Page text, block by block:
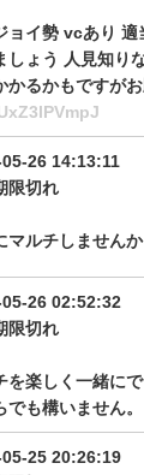
ョイ勢 vcあり
しょう 人見知り
かるかもですが
26 14:13:11
限切れ
マルチしませんか
26 02:52:32
限切れ
を楽しく一緒に
でも構いません。
25 20:26:19